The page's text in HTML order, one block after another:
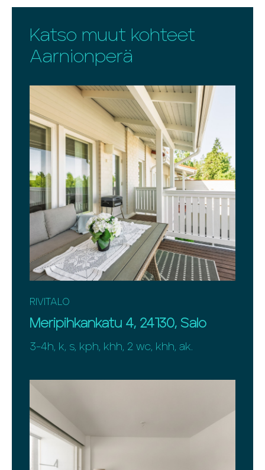
Katso muut kohteet
Aarnionperä
RIVITALO
Meripihkankatu 4, 24130, Salo
3-4h, k, s, kph, khh, 2 wc, khh, ak.